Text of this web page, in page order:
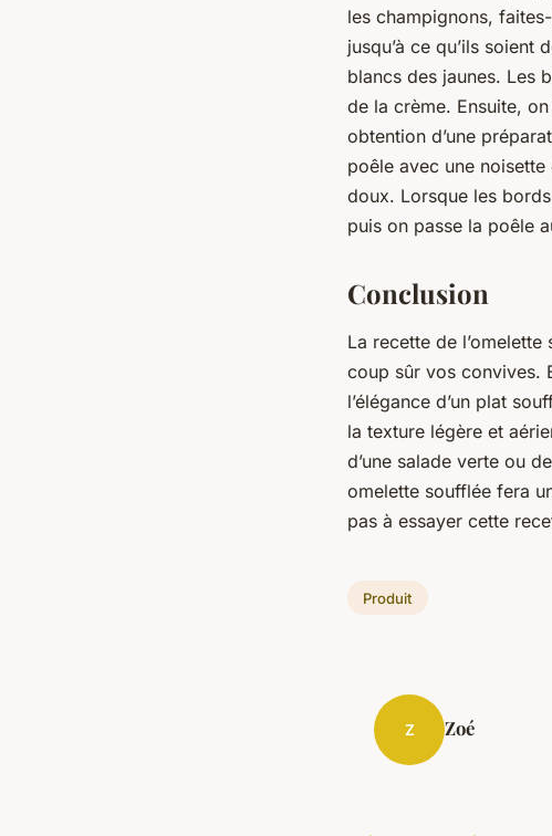
les champignons,
jusqu’à ce qu’ils
blancs des jaunes. Les
de la crème. Ensuite,
obtention d’une
poêle avec une
doux. Lorsque les
puis on passe la poêle
Conclusion
La recette de
coup sûr vos convives.
l’élégance d’un plat
la texture légère et
d’une salade verte ou de
omelette soufflée fera
pas à essayer cette
Produit
Z Zoé